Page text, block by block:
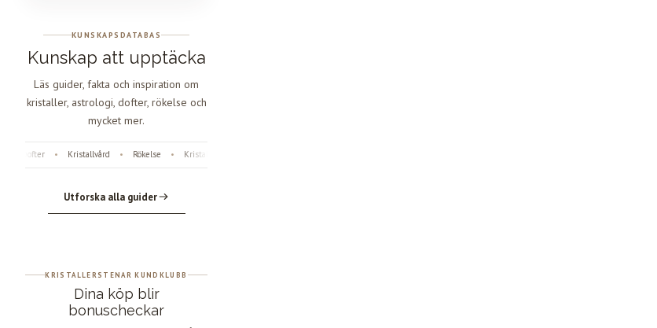
KUNSKAPSDATABAS
Kunskap att upptäcka
Läs guider, fakta och inspiration om
kristaller, astrologi, dofter, rökelse och
mycket mer.
• Kristallvård • Rökelse • Kristaller
Utforska alla guider
KRISTALLERSTENAR KUNDKLUBB
Dina köp blir
bonuscheckar